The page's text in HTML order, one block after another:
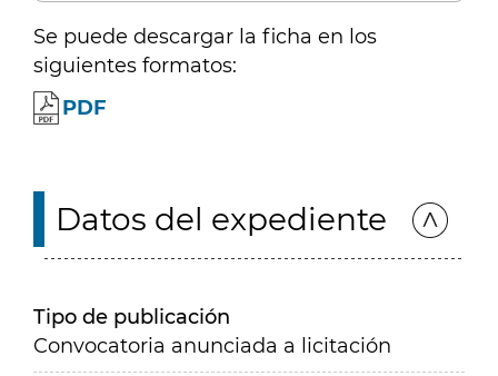
Se puede descargar la ficha en los
siguientes formatos:
PDF
Datos del expediente
Tipo de publicación
Convocatoria anunciada a licitación